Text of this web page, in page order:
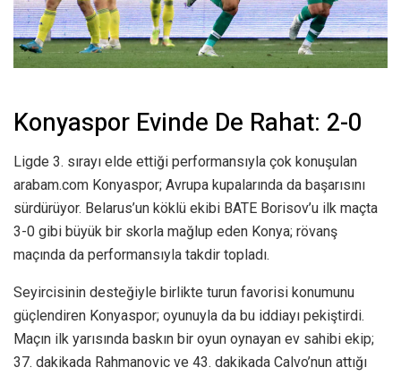
Konyaspor Evinde De Rahat: 2-0
Ligde 3. sırayı elde ettiği performansıyla çok konuşulan
arabam.com Konyaspor; Avrupa kupalarında da başarısını
sürdürüyor. Belarus’un köklü ekibi BATE Borisov’u ilk maçta
3-0 gibi büyük bir skorla mağlup eden Konya; rövanş
maçında da performansıyla takdir topladı.
Seyircisinin desteğiyle birlikte turun favorisi konumunu
güçlendiren Konyaspor; oyunuyla da bu iddiayı pekiştirdi.
Maçın ilk yarısında baskın bir oyun oynayan ev sahibi ekip;
37. dakikada Rahmanovic ve 43. dakikada Calvo’nun attığı